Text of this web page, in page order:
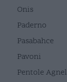
Onis
Paderno
Pasabahce
Pavoni
Pentole